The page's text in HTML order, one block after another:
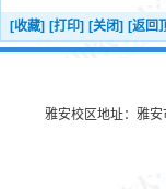
[收藏] [打印] [关闭] [返回
雅安校区地址：雅